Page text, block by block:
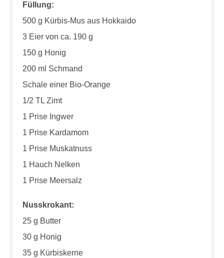
Füllung:
500 g Kürbis-Mus aus Hokkaido
3 Eier von ca. 190 g
150 g Honig
200 ml Schmand
Schale einer Bio-Orange
1/2 TL Zimt
1 Prise Ingwer
1 Prise Kardamom
1 Prise Muskatnuss
1 Hauch Nelken
1 Prise Meersalz
Nusskrokant:
25 g Butter
30 g Honig
35 g Kürbiskerne